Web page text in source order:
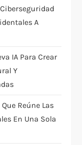
A
IA Para Crear
Y
Reúne Las
En Una Sola